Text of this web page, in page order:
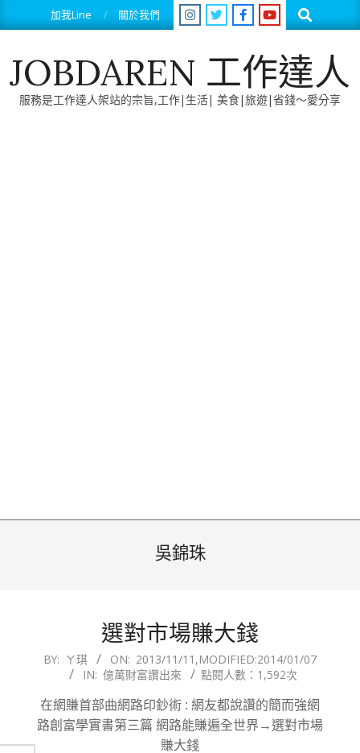
to
加我Line 關於我們 Search
JOBDAREN 工作達人
服務是工作達人架站的宗旨,工作|生活| 美食|旅遊|省錢～愛分享
吳錦珠
選對市場賺大錢
2013-
11
BY: ㄚ琪 ON: 2013/11/11 ,MODIFIED:2014/01/07
IN: 億萬財富讚出來 點閱人數：1,592次
在網賺首部曲網路印鈔術 : 網友都說讚的簡而強網
路創富學實書第三篇 網路能賺遍全世界→選對市場
賺大錢